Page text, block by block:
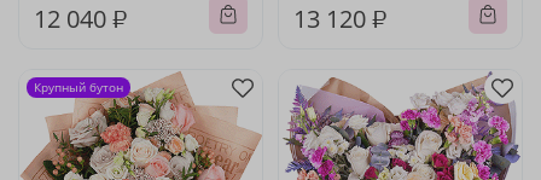
12 040 ₽ 13 120 ₽
Крупный бутон